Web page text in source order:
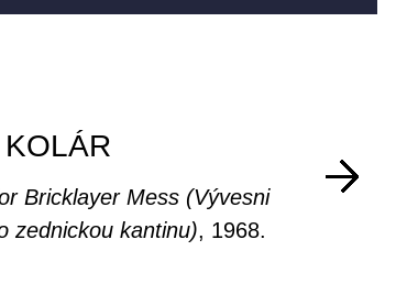
Bricklayer Mess (Vývesni
zednickou kantinu), 1968.